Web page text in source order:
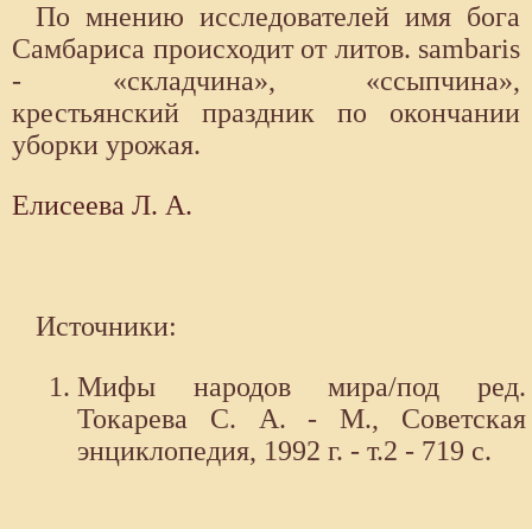
По мнению исследователей имя бога
Самбариса происходит от литов. sambaris
- «складчина», «ссыпчина»,
крестьянский праздник по окончании
уборки урожая.
Елисеева Л. А.
Источники:
Мифы народов мира/под ред.
Токарева С. А. - М., Советская
энциклопедия, 1992 г. - т.2 - 719 с.